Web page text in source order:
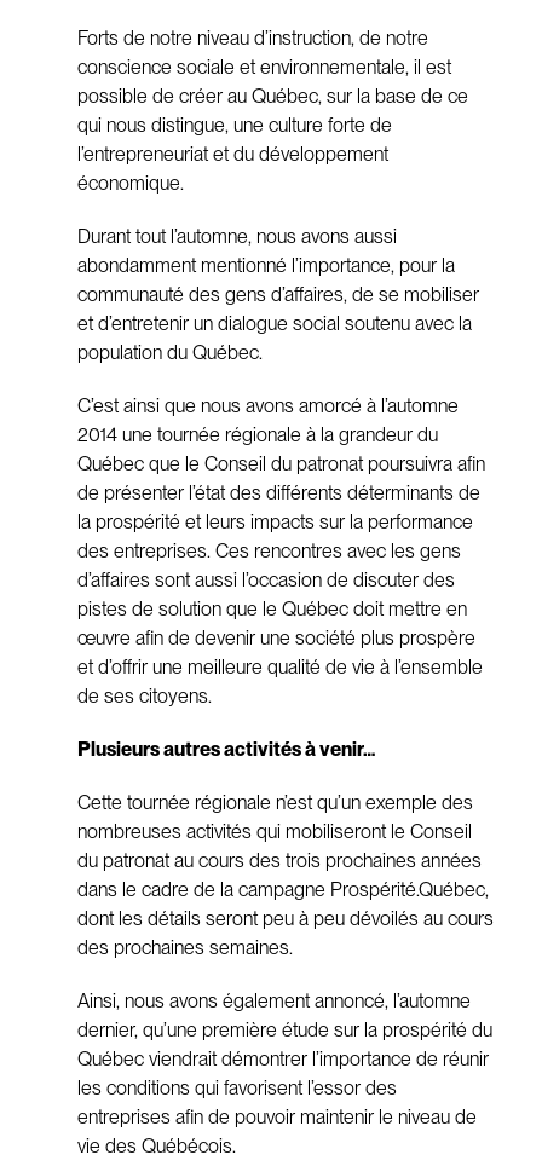
Forts de notre niveau d’instruction, de notre
conscience sociale et environnementale, il est
possible de créer au Québec, sur la base de ce
qui nous distingue, une culture forte de
l’entrepreneuriat et du développement
économique.
Durant tout l’automne, nous avons aussi
abondamment mentionné l’importance, pour la
communauté des gens d’affaires, de se mobiliser
et d’entretenir un dialogue social soutenu avec la
population du Québec.
C’est ainsi que nous avons amorcé à l’automne
2014 une tournée régionale à la grandeur du
Québec que le Conseil du patronat poursuivra afin
de présenter l’état des différents déterminants de
la prospérité et leurs impacts sur la performance
des entreprises. Ces rencontres avec les gens
d’affaires sont aussi l’occasion de discuter des
pistes de solution que le Québec doit mettre en
œuvre afin de devenir une société plus prospère
et d’offrir une meilleure qualité de vie à l’ensemble
de ses citoyens.
Plusieurs autres activités à venir…
Cette tournée régionale n’est qu’un exemple des
nombreuses activités qui mobiliseront le Conseil
du patronat au cours des trois prochaines années
dans le cadre de la campagne Prospérité.Québec,
dont les détails seront peu à peu dévoilés au cours
des prochaines semaines.
Ainsi, nous avons également annoncé, l’automne
dernier, qu’une première étude sur la prospérité du
Québec viendrait démontrer l’importance de réunir
les conditions qui favorisent l’essor des
entreprises afin de pouvoir maintenir le niveau de
vie des Québécois.